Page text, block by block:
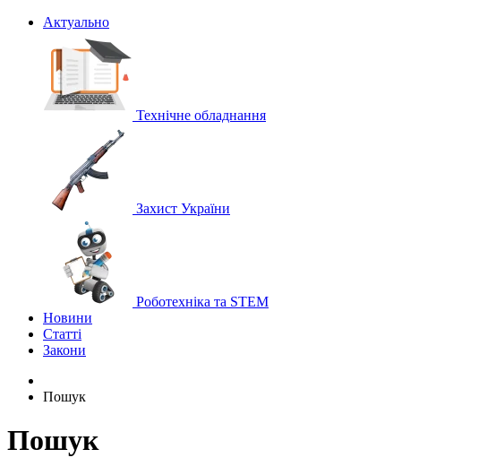
Актуально
Технічне обладнання
Захист України
Роботехніка та STEM
Новини
Статті
Закони
Пошук
Пошук